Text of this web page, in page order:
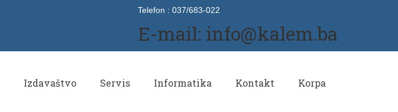
Telefon : 037/683-022
E-mail: info@kalem.ba
Izdavaštvo Servis Informatika Kontakt Korpa